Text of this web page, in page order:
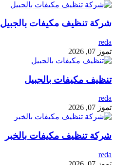
شركة تنظيف مكيفات بالجبيل
reda
تموز 07, 2026
تنظيف مكيفات بالجبيل
reda
تموز 07, 2026
شركة تنظيف مكيفات بالخبر
reda